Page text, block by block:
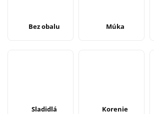
Bez obalu Múka
Sladidlá Korenie